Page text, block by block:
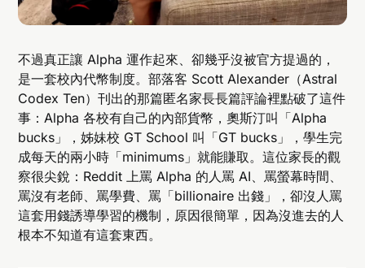
不過真正讓 Alpha 運作起來、卻幾乎沒被官方提過的，
是一套校內代幣制度。部落客 Scott Alexander（Astral
Codex Ten）刊出的那篇匿名家長長篇評論裡點破了這件
事：Alpha 各校有自己的內部貨幣，奧斯汀叫「Alpha
bucks」，姊妹校 GT School 叫「GT bucks」，學生完
成每天的兩小時「minimums」就能賺取。這位家長的觀
察很尖銳：Reddit 上罵 Alpha 的人罵 AI、罵螢幕時間、
罵沒有老師、罵學費、罵「billionaire 出錢」，卻沒人罵
這套用錢誘導學習的機制，原因很簡單，因為沒進去的人
根本不知道有這套東西。